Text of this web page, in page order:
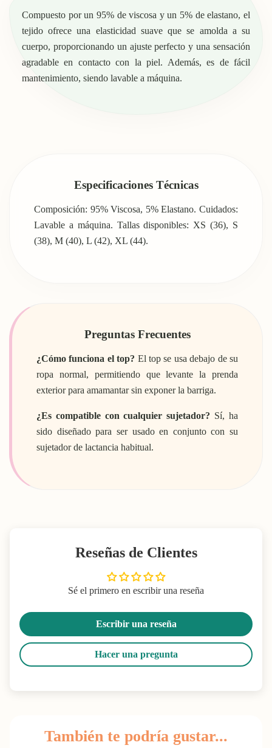
Compuesto por un 95% de viscosa y un 5% de elastano, el
tejido ofrece una elasticidad suave que se amolda a su
cuerpo, proporcionando un ajuste perfecto y una sensación
agradable en contacto con la piel. Además, es de fácil
mantenimiento, siendo lavable a máquina.
Especificaciones Técnicas
Composición: 95% Viscosa, 5% Elastano. Cuidados:
Lavable a máquina. Tallas disponibles: XS (36), S
(38), M (40), L (42), XL (44).
Preguntas Frecuentes
¿Cómo funciona el top? El top se usa debajo de su
ropa normal, permitiendo que levante la prenda
exterior para amamantar sin exponer la barriga.
¿Es compatible con cualquier sujetador? Sí, ha
sido diseñado para ser usado en conjunto con su
sujetador de lactancia habitual.
Reseñas de Clientes
Sé el primero en escribir una reseña
Escribir una reseña
Hacer una pregunta
También te podría gustar...